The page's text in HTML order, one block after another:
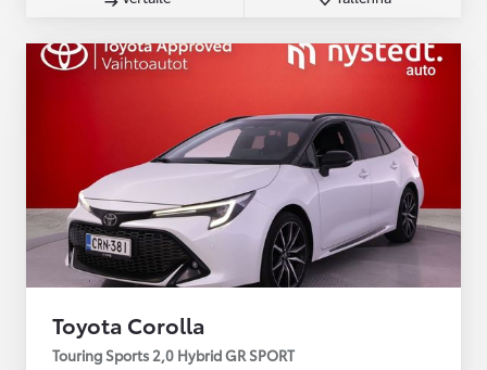
Toyota Corolla
Touring Sports 2,0 Hybrid GR SPORT